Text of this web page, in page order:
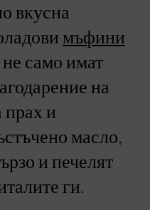
вкусна
мъфини
само имат
на
прах и
масло,
и печелят
ги.